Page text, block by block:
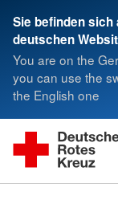
Sie befinden sich
deutschen
You are on the
you can use the
the English one